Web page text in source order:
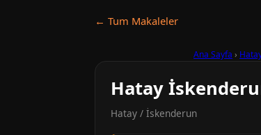
← Tum Makaleler
Ana Sayfa ›
Hatay
Hatay / İskenderun